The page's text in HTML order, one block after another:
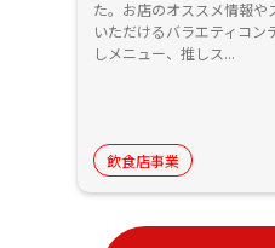
た。お店のオススメ情報や
いただけるバラエティコン
しメニュー、推しス...
飲食店事業